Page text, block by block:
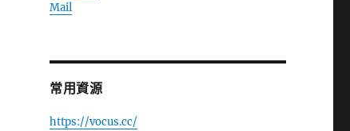
Mail
常用資源
https://vocus.cc/